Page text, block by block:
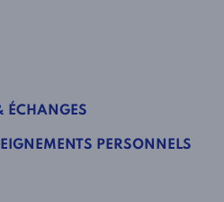
ÉCHANGES
PERSONNELS